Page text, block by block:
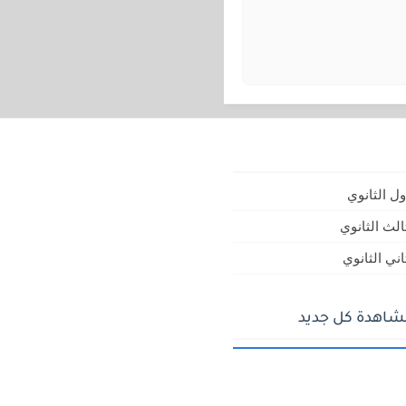
الثانوي
الثانوي
الثانوي
كل جديد